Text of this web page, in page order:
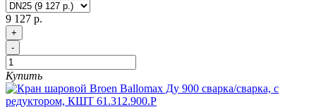
9 127 р.
+
-
Купить